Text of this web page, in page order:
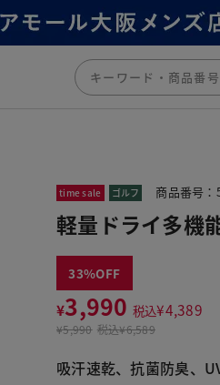
time sale ゴルフ 商品番号：
軽量ドライ多機
33
¥3,990 税込¥4,389
¥5,990 税込¥6,589
吸汗速乾、抗菌防臭、